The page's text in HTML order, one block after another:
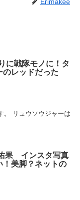
Erimakee
に戦隊モノに！タ
のレッドだった
。 リュウソウジャーは
果 インスタ写真
！美脚？ネットの